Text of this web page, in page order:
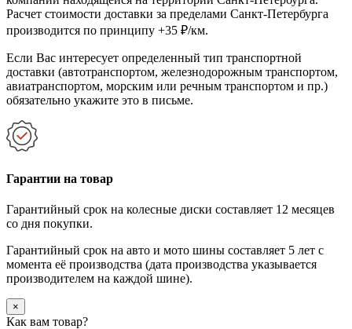
Расчет стоимости доставки за пределами Санкт-Петербурга
производится по принципу +35 ₽/км.
Если Вас интересует определенный тип транспортной
доставки (автотранспортом, железнодорожным транспортом,
авиатранспортом, морским или речным транспортом и пр.)
обязательно укажите это в письме.
Гарантии на товар
Гарантийный срок на колесные диски составляет 12 месяцев
со дня покупки.
Гарантийный срок на авто и мото шины составляет 5 лет с
момента её производства (дата производства указывается
производителем на каждой шине).
×
Как вам товар?